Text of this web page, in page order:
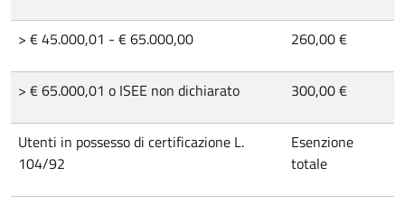
> € 45.000,01 - € 65.000,00 260,00 €
> € 65.000,01 o ISEE non dichiarato 300,00 €
Utenti in possesso di certificazione L.
104/92
Esenzione
totale